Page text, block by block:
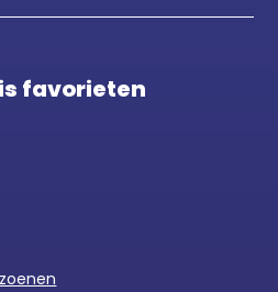
favorieten